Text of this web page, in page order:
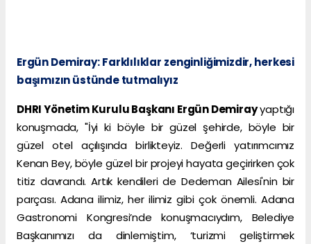
Ergün Demiray: Farklılıklar zenginliğimizdir, herkesi
başımızın üstünde tutmalıyız
DHRI Yönetim Kurulu Başkanı Ergün Demirayyaptığı
konuşmada, "İyi ki böyle bir güzel şehirde, böyle bir
güzel otel açılışında birlikteyiz. Değerli yatırımcımız
Kenan Bey, böyle güzel bir projeyi hayata geçirirken çok
titiz davrandı. Artık kendileri de Dedeman Ailesi'nin bir
parçası. Adana ilimiz, her ilimiz gibi çok önemli. Adana
Gastronomi Kongresi’nde konuşmacıydım, Belediye
Başkanımızı da dinlemiştim, ‘turizmi geliştirmek